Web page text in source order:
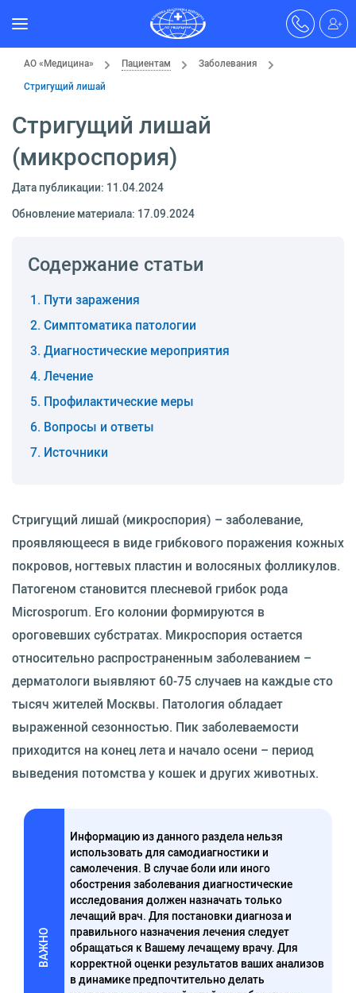
АО «Медицина» Пациентам
Заболевания
Стригущий лишай
Стригущий лишай
(микроспория)
Дата публикации: 11.04.2024
Обновление материала: 17.09.2024
Содержание статьи
Пути заражения
Симптоматика патологии
Диагностические мероприятия
Лечение
Профилактические меры
Вопросы и ответы
Источники
Стригущий лишай (микроспория) – заболевание,
проявляющееся в виде грибкового поражения кожных
покровов, ногтевых пластин и волосяных фолликулов.
Патогеном становится плесневой грибок рода
Microsporum. Его колонии формируются в
ороговевших субстратах. Микроспория остается
относительно распространенным заболеванием –
дерматологи выявляют 60-75 случаев на каждые сто
тысяч жителей Москвы. Патология обладает
выраженной сезонностью. Пик заболеваемости
приходится на конец лета и начало осени – период
выведения потомства у кошек и других животных.
ВАЖНО
Информацию из данного раздела нельзя
использовать для самодиагностики и
самолечения. В случае боли или иного
обострения заболевания диагностические
исследования должен назначать только
лечащий врач. Для постановки диагноза и
правильного назначения лечения следует
обращаться к Вашему лечащему врачу. Для
корректной оценки результатов ваших анализов
в динамике предпочтительно делать